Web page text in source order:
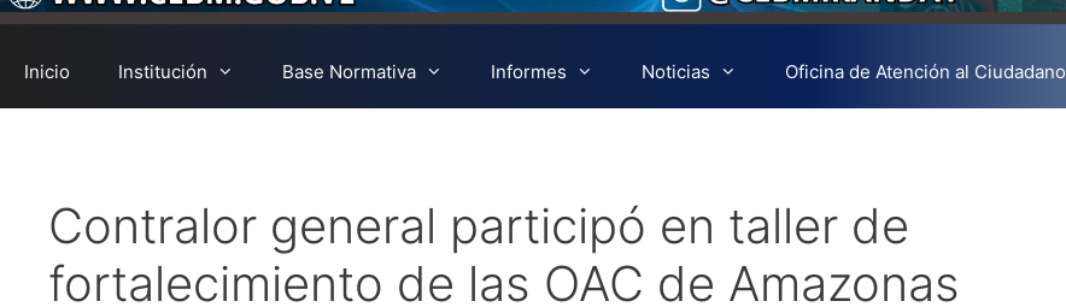
Inicio Institución Base Normativa Informes Noticias Oficina de Atención al Ciudadano
Contralor general participó en taller de
fortalecimiento de las OAC de Amazonas